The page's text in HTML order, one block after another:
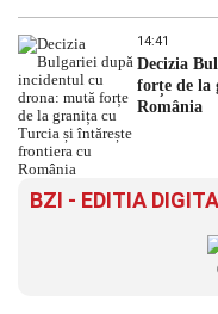
14:41
Decizia
forțe de la
România
BZI - EDITIA